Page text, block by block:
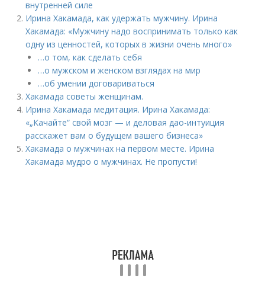
внутренней силе
Ирина Хакамада, как удержать мужчину. Ирина
Хакамада: «Мужчину надо воспринимать только как
одну из ценностей, которых в жизни очень много»
…о том, как сделать себя
…о мужском и женском взглядах на мир
…об умении договариваться
Хакамада советы женщинам.
Ирина Хакамада медитация. Ирина Хакамада:
«„Качайте“ свой мозг — и деловая дао-интуиция
расскажет вам о будущем вашего бизнеса»
Хакамада о мужчинах на первом месте. Ирина
Хакамада мудро о мужчинах. Не пропусти!